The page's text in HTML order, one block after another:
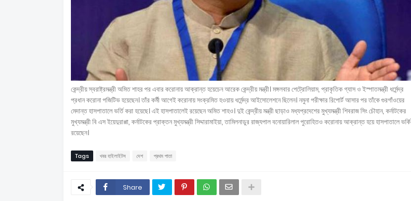
কেন্দ্রীয় স্বরাষ্ট্রমন্ত্রী অমিত শাহর পর এবার করোনায় আক্রান্ত হয়েচেন আরেক কেন্দ্রীয় মন্ত্রী। মঙ্গলবার পেট্রোলিয়াম, প্রাকৃতিক গ্যাস ও ইস্পাতমন্ত্রী ধর্মেন্দ্র
প্রধান করোনা পজিটিভ হয়েছেন। তাঁর কর্মী আগেই করোনায় সংক্রমিত হওয়ায় ধর্মেন্দ্র আইসোলেশনে ছিলেন। নমুনা পরীক্ষার রিপোর্ট আসার পর তাঁকে গুরগাঁওয়ের
মেদান্ত হাসপাতালে ভর্তি করা হয়েছে। এই হাসপাতালেই রয়েছেন অমিত শাহও। দুই কেন্দ্রীয় মন্ত্রী ছাড়াও মধ্যপ্রদেশের মুখ্যমন্ত্রী শিবরাজ সিং চৌহান, কর্নাটকের
মুখ্যমন্ত্রী বি এস ইয়েদুরাপ্পা, কর্নাটকের প্রাক্তন মুখ্যমন্ত্রী সিদ্দারামাইয়া, তামিলনাডুর রাজ্যপাল বনোয়ারিলাল পুরোহিতও করোনায় আক্রান্ত হয়ে হাসপাতালে ভর্কি
রয়েছেন।
Tags খবর হাইলাইটস দেশ প্রথম পাতা
Share